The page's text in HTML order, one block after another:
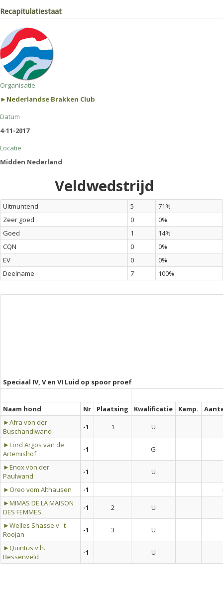
Recapitulatiestaat
Organisatie
►Nederlandse Brakken Club
Datum
4-11-2017
Locatie
Midden Nederland
Veldwedstrijd
Uitmuntend 5
71%
Zeer goed
0
0%
Goed
1
14%
CQN
0
0%
EV
0
0%
Deelname
7 100%
Speciaal IV, V en VI Luid op spoor proef
Naam hond Nr Plaatsing Kwalificatie Kamp.
►Afra von der
Buschandlwand
-1 1
U
►Lord Argos van de
Artemishof
-1
G
►Enox von der
Paulwand
-1
U
►Oreo vom Althausen
-1
►MIMAS DE LA MAISON
DES FEMMES
-1 2
U
►Welles Shasse v. 't
Roojan
-1 3
U
►Quintus v.h.
Bessenveld
-1 U